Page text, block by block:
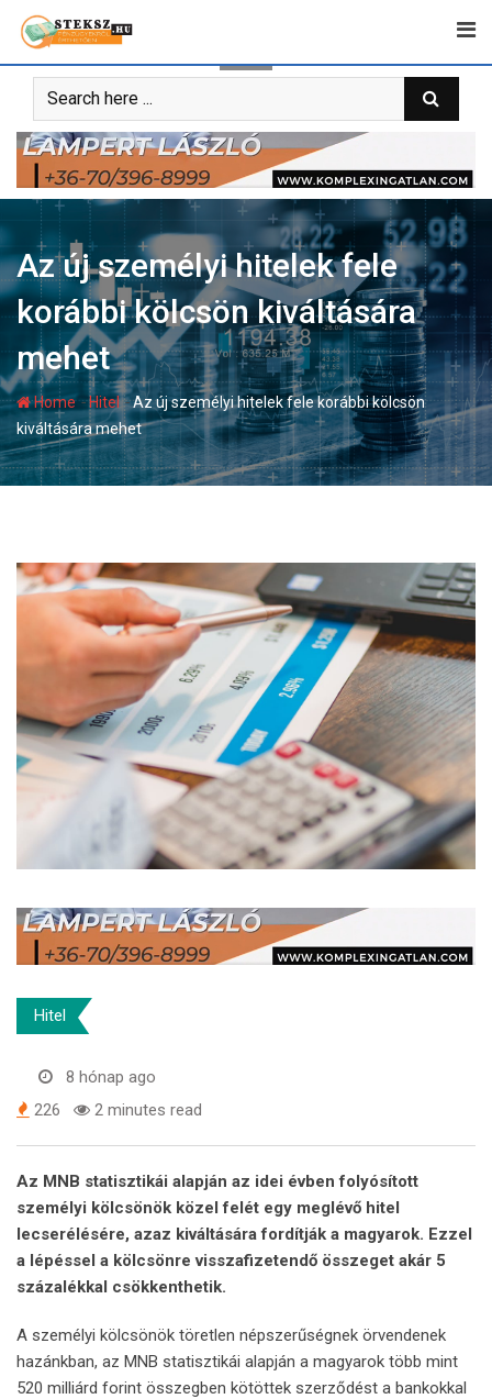
content
Az új személyi hitelek fele
korábbi kölcsön kiváltására
mehet
Home-Hitel-Az új személyi hitelek fele korábbi kölcsön
kiváltására mehet
Hitel
8 hónap ago
226
2 minutes read
Az MNB statisztikái alapján az idei évben folyósított
személyi kölcsönök közel felét egy meglévő hitel
lecserélésére, azaz kiváltására fordítják a magyarok. Ezzel
a lépéssel a kölcsönre visszafizetendő összeget akár 5
százalékkal csökkenthetik.
A személyi kölcsönök töretlen népszerűségnek örvendenek
hazánkban, az MNB statisztikái alapján a magyarok több mint
520 milliárd forint összegben kötöttek szerződést a bankokkal